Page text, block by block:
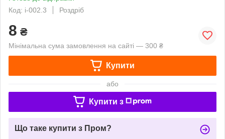
Код: i-002.3
Роздріб
8 ₴
Мінімальна сума замовлення на сайті — 300 ₴
Купити
або
Купити з
Що таке купити з Пром?